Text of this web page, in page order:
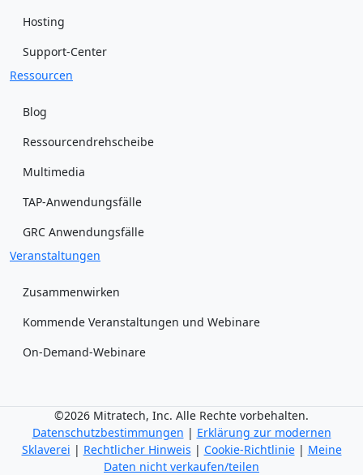
Hosting
Support-Center
Ressourcen
Blog
Ressourcendrehscheibe
Multimedia
TAP-Anwendungsfälle
GRC Anwendungsfälle
Veranstaltungen
Zusammenwirken
Kommende Veranstaltungen und Webinare
On-Demand-Webinare
©2026 Mitratech, Inc. Alle Rechte vorbehalten.
Datenschutzbestimmungen | Erklärung zur modernen
Sklaverei | Rechtlicher Hinweis | Cookie-Richtlinie| Meine
Daten nicht verkaufen/teilen